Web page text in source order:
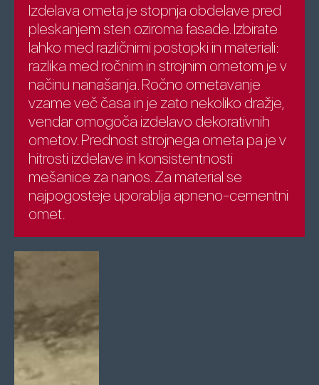
Izdelava ometa je stopnja obdelave pred
pleskanjem sten oziroma fasade. Izbirate
lahko med različnimi postopki in materiali:
razlika med ročnim in strojnim ometom je v
načinu nanašanja. Ročno ometavanje
vzame več časa in je zato nekoliko dražje,
vendar omogoča izdelavo dekorativnih
ometov. Prednost strojnega ometa pa je v
hitrosti izdelave in konsistentnosti
mešanice za nanos. Za material se
najpogosteje uporablja apneno-cementni
omet.